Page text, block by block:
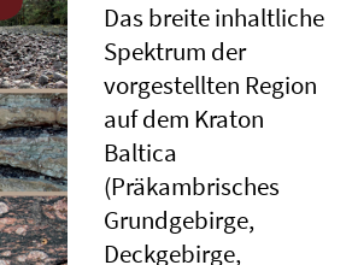
Das breite inhaltliche
Spektrum der
vorgestellten Region
auf dem Kraton
Baltica
(Präkambrisches
Grundgebirge,
Deckgebirge,